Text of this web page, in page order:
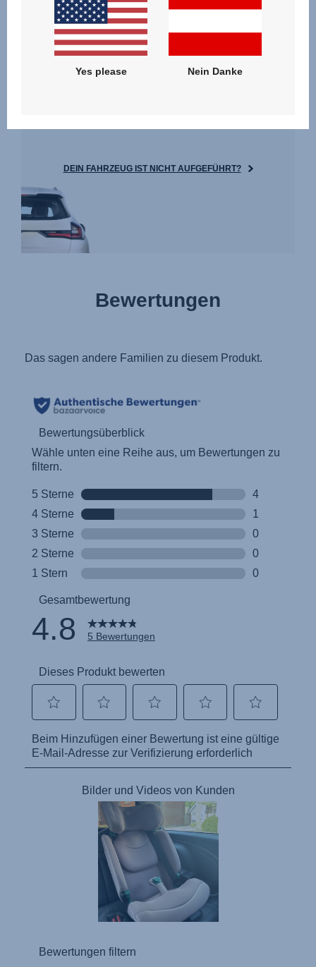
DEIN FAHRZEUG IST NICHT AUFGEFÜHRT?
Bewertungen
Yes please Nein Danke